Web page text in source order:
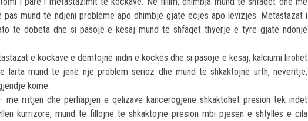
pas mund të ndjeni probleme apo dhimbje gjatë ecjes apo lëvizjes. Metastazat i
të dobëta dhe si pasojë e kësaj mund të shfaqet thyerje e tyre gjatë ndonjë
e kockave e dëmtojnë indin e kockës dhe si pasojë e kësaj, kalciumi lirohet
larta mund të jenë një problem serioz dhe mund të shkaktojnë urth, neveritje,
kome.
me rritjen dhe përhapjen e qelizave kancerogjene shkaktohet presion tek indet
kurrizore, mund të fillojnë të shkaktojnë presion mbi pjesën e shtyllës e cila